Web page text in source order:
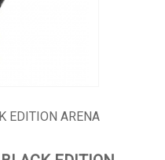
EDITION ARENA